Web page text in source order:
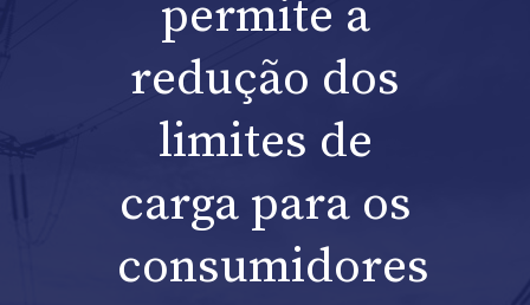
permite a
redução dos
limites de
carga para os
consumidores